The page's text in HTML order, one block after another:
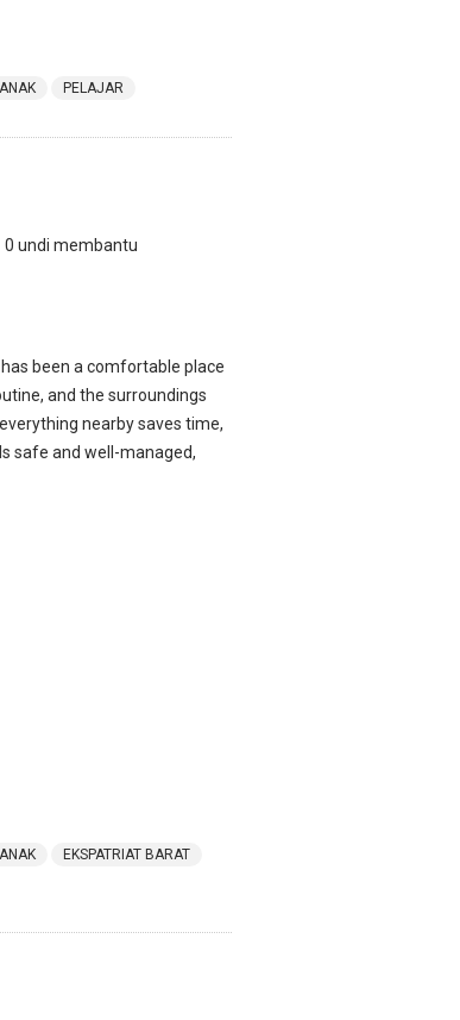
PELAJAR
0 undi membantu
been a comfortable place
and the surroundings
nearby saves time,
safe and well-managed,
EKSPATRIAT BARAT